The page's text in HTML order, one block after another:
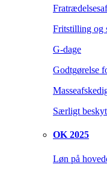
Fritstilling og
G-dage
Godtgørelse
Særligt
OK 2025
Løn på